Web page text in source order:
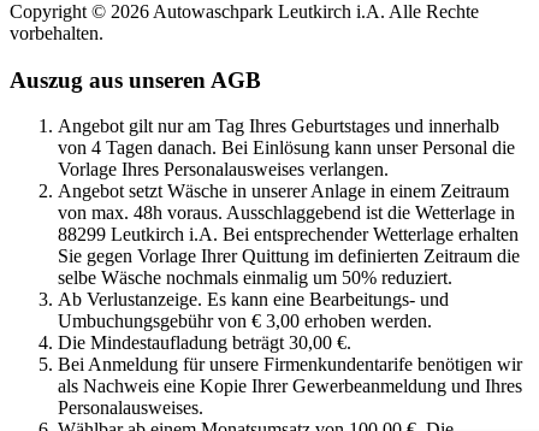
Copyright © 2026 Autowaschpark Leutkirch i.A. Alle Rechte
vorbehalten.
Auszug aus unseren AGB
Angebot gilt nur am Tag Ihres Geburtstages und innerhalb
von 4 Tagen danach. Bei Einlösung kann unser Personal die
Vorlage Ihres Personalausweises verlangen.
Angebot setzt Wäsche in unserer Anlage in einem Zeitraum
von max. 48h voraus. Ausschlaggebend ist die Wetterlage in
88299 Leutkirch i.A. Bei entsprechender Wetterlage erhalten
Sie gegen Vorlage Ihrer Quittung im definierten Zeitraum die
selbe Wäsche nochmals einmalig um 50% reduziert.
Ab Verlustanzeige. Es kann eine Bearbeitungs- und
Umbuchungsgebühr von € 3,00 erhoben werden.
Die Mindestaufladung beträgt 30,00 €.
Bei Anmeldung für unsere Firmenkundentarife benötigen wir
als Nachweis eine Kopie Ihrer Gewerbeanmeldung und Ihres
Personalausweises.